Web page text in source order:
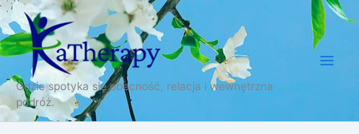
Przejdź
do
treści
Gdzie spotyka się obecność, relacja i wewnętrzna
podróż.